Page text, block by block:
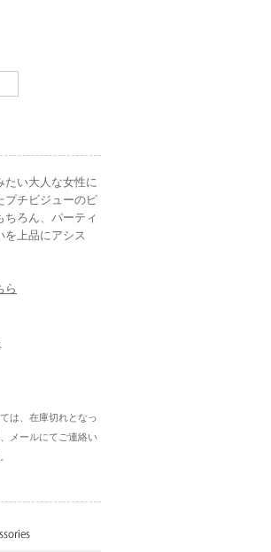
たい大人な女性に
プチビジューのピ
ちろん、パーティ
を上品にアシス
ら
は、在庫切れとなっ
メールにてご連絡い